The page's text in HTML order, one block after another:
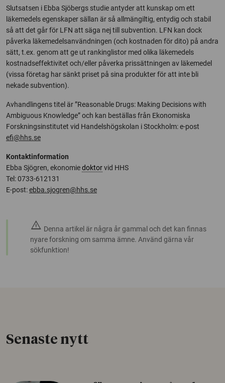
Slutsatsen i Ebba Sjöbergs studie antyder att kunskap om ett
läkemedels egenskaper sällan är så allmängiltig, entydig och stabil
så att det går för LFN att säga nej till subvention. LFN kan dock
påverka läkemedelsanvändningen (och kostnaden för dito) på andra
sätt, t.ex. genom att ge ut rankinglistor med olika läkemedels
kostnadseffektivitet och/eller påverka prissättningen av läkemedel
(vissa företag har sänkt priset på sina produkter för att inte bli
nekade subvention).
Avhandlingens titel är ”Reasonable Drugs: Making Decisions with
Ambiguous Knowledge” och kan beställas från Ekonomiska
Forskningsinstitutet vid Handelshögskolan i Stockholm: e-post
efi@hhs.se
Kontaktinformation
Ebba Sjögren, ekonomiedoktorvid HHS
Tel: 0733-612131
E-post:ebba.sjogren@hhs.se
warning Denna artikel är några år gammal och det kan finnas
nyare forskning om samma ämne. Använd gärna vår
sökfunktion!
Senaste nytt